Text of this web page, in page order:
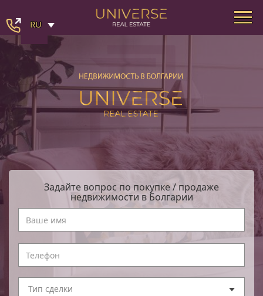
RU
Задайте вопрос по покупке / продаже
недвижимости в Болгарии
Тип сделки